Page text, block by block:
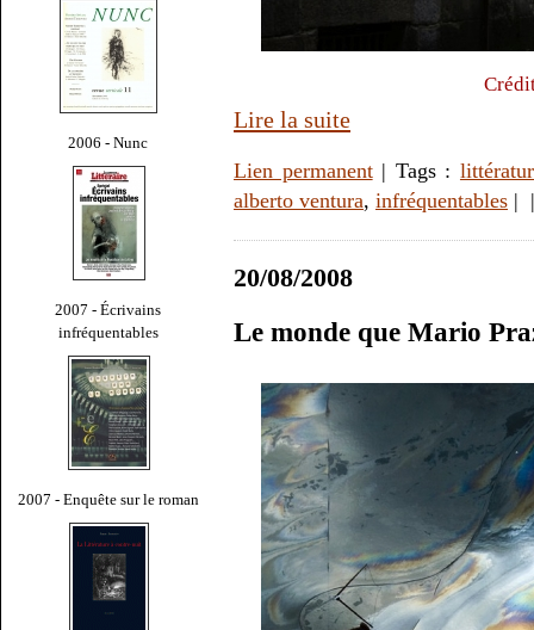
2006 - Nunc
2007 - Écrivains
infréquentables
2007 - Enquête sur le roman
Lire la suite
Lien permanent| Tags :
alberto ventura, infréquentables |
20/08/2008
Le monde que Mario